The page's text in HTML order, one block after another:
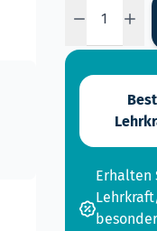
Erhalten